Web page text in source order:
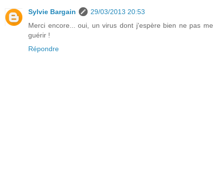
Sylvie Bargain
29/03/2013 20:53
Merci encore... oui, un virus dont j'espère bien ne pas me
guérir !
Répondre